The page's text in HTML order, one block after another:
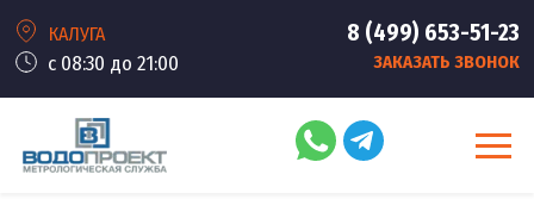
КАЛУГА
с 08:30 до 21:00
8 (499) 653-51-23
ЗАКАЗАТЬ ЗВОНОК